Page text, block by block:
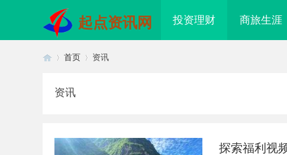
起点资讯网 投资理财 商旅生涯
首页 资讯
资讯
探索福利视